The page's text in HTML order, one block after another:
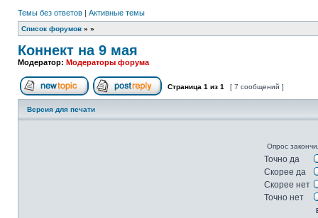
Темы без ответов | Активные темы
Список форумов » »
Коннект на 9 мая
Модератор: Модераторы форума
Начать новую тему Ответить на тему
Страница 1 из 1 [ 7 сообщений ]
Версия для печати
Опрос
Точно да
Скорее да
Скорее нет
Точно нет